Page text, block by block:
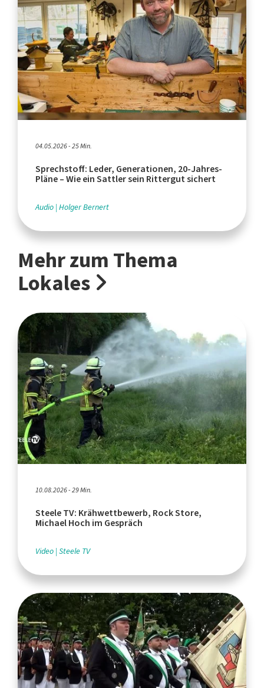
04.05.2026 - 25 Min.
Sprechstoff: Leder, Generationen, 20-Jahres-
Pläne – Wie ein Sattler sein Rittergut sichert
Audio Holger Bernert
Mehr zum Thema
Lokales
10.08.2026 - 29 Min.
Steele TV: Krähwettbewerb, Rock Store,
Michael Hoch im Gespräch
Video Steele TV